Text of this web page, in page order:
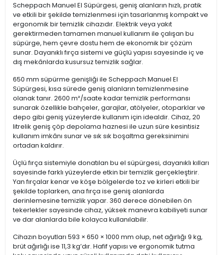
Scheppach Manuel El Süpürgesi, geniş alanların hızlı, pratik
ve etkili bir şekilde temizlenmesi için tasarlanmış kompakt ve
ergonomik bir temizlik cihazıdır. Elektrik veya yakıt
gerektirmeden tamamen manuel kullanım ile çalışan bu
süpürge, hem çevre dostu hem de ekonomik bir çözüm
sunar. Dayanıklı fırça sistemi ve güçlü yapısı sayesinde iç ve
dış mekânlarda kusursuz temizlik sağlar.
650 mm süpürme genişliği ile Scheppach Manuel El
Süpürgesi, kısa sürede geniş alanların temizlenmesine
olanak tanır. 2600 m²/saate kadar temizlik performansı
sunarak özellikle bahçeler, garajlar, atölyeler, otoparklar ve
depo gibi geniş yüzeylerde kullanım için idealdir. Cihaz, 20
litrelik geniş çöp depolama haznesi ile uzun süre kesintisiz
kullanım imkânı sunar ve sık sık boşaltma gereksinimini
ortadan kaldırır.
Üçlü fırça sistemiyle donatılan bu el süpürgesi, dayanıklı kılları
sayesinde farklı yüzeylerde etkin bir temizlik gerçekleştirir.
Yan fırçalar kenar ve köşe bölgelerde toz ve kirleri etkili bir
şekilde toplarken, ana fırça ise geniş alanlarda
derinlemesine temizlik yapar. 360 derece dönebilen ön
tekerlekler sayesinde cihaz, yüksek manevra kabiliyeti sunar
ve dar alanlarda bile kolayca kullanılabilir.
Cihazın boyutları 593 × 650 × 1000 mm olup, net ağırlığı 9 kg,
brüt ağırlığı ise 11,3 kg’dır. Hafif yapısı ve ergonomik tutma